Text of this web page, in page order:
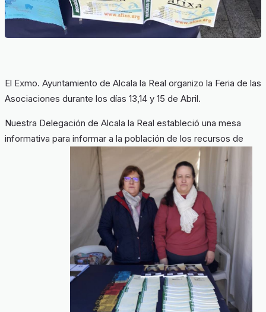
El Exmo. Ayuntamiento de Alcala la Real organizo la Feria de las
Asociaciones durante los días 13,14 y 15 de Abril.
Nuestra Delegación de Alcala la Real estableció una mesa
informativa para informar a la población de los recursos de